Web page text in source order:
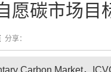
愿碳市场目
分享：
Carbon Market，